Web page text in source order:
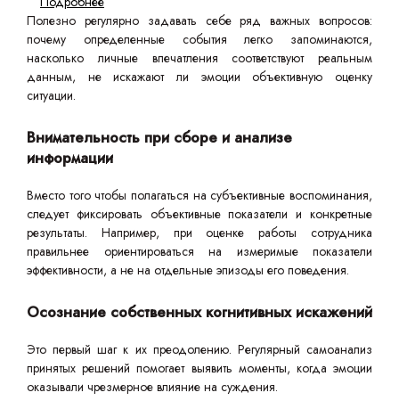
Полезно регулярно задавать себе ряд важных вопросов:
почему определенные события легко запоминаются,
насколько личные впечатления соответствуют реальным
данным, не искажают ли эмоции объективную оценку
ситуации.
Внимательность при сборе и анализе
информации
Вместо того чтобы полагаться на субъективные воспоминания,
следует фиксировать объективные показатели и конкретные
результаты. Например, при оценке работы сотрудника
правильнее ориентироваться на измеримые показатели
эффективности, а не на отдельные эпизоды его поведения.
Осознание собственных когнитивных искажений
Это первый шаг к их преодолению. Регулярный самоанализ
принятых решений помогает выявить моменты, когда эмоции
оказывали чрезмерное влияние на суждения.